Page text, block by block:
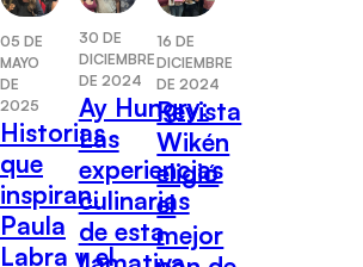
05 DE
MAYO
DE
2025
Historias
que
inspiran:
Paula
Labra y el
30 DE
DICIEMBRE
DE 2024
Ay Hungry:
Las
experiencias
culinarias
de esta
16 DE
DICIEMBRE
DE 2024
Revista
Wikén
eligió
el
mejor